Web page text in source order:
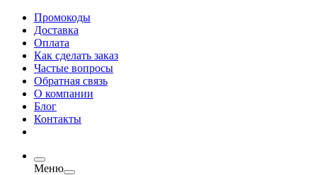
Промокоды
Доставка
Оплата
Как сделать заказ
Частые вопросы
Обратная связь
О компании
Блог
Контакты
Меню